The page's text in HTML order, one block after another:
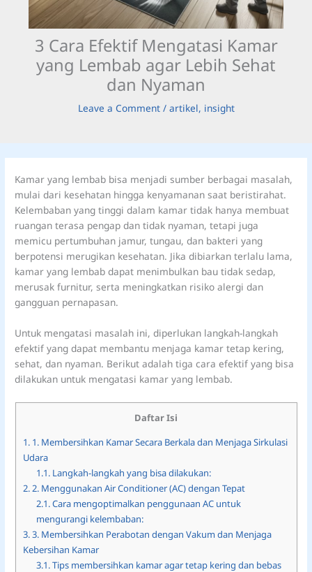
3 Cara Efektif Mengatasi Kamar
yang Lembab agar Lebih Sehat
dan Nyaman
Leave a Comment / artikel, insight
Kamar yang lembab bisa menjadi sumber berbagai masalah,
mulai dari kesehatan hingga kenyamanan saat beristirahat.
Kelembaban yang tinggi dalam kamar tidak hanya membuat
ruangan terasa pengap dan tidak nyaman, tetapi juga
memicu pertumbuhan jamur, tungau, dan bakteri yang
berpotensi merugikan kesehatan. Jika dibiarkan terlalu lama,
kamar yang lembab dapat menimbulkan bau tidak sedap,
merusak furnitur, serta meningkatkan risiko alergi dan
gangguan pernapasan.
Untuk mengatasi masalah ini, diperlukan langkah-langkah
efektif yang dapat membantu menjaga kamar tetap kering,
sehat, dan nyaman. Berikut adalah tiga cara efektif yang bisa
dilakukan untuk mengatasi kamar yang lembab.
Daftar Isi
1.1. Membersihkan Kamar Secara Berkala dan Menjaga Sirkulasi
Udara
1.1.Langkah-langkah yang bisa dilakukan:
2.2. Menggunakan Air Conditioner (AC) dengan Tepat
2.1.Cara mengoptimalkan penggunaan AC untuk
mengurangi kelembaban:
3.3. Membersihkan Perabotan dengan Vakum dan Menjaga
Kebersihan Kamar
3.1.Tips membersihkan kamar agar tetap kering dan bebas